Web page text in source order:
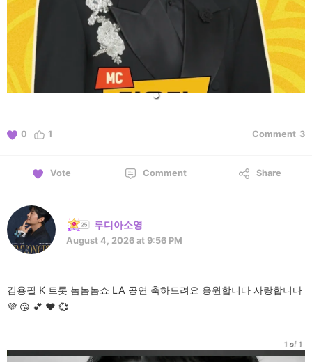
0 1 Comment 3
Vote Comment Share
루디아소영
August 4, 2026 at 9:56 PM
김용필 K 트롯 놈놈놈쇼 LA 공연 축하드려요 응원합니다 사랑합니다
💜 😘 💕 ❤️ 💞
1 of 1